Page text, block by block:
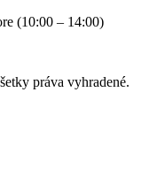
(10:00 – 14:00)
práva vyhradené.